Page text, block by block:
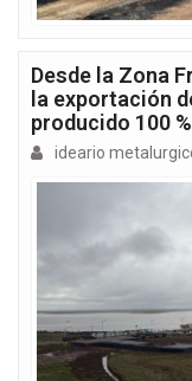
Desde la Zona
la exportación
producido 100
ideario